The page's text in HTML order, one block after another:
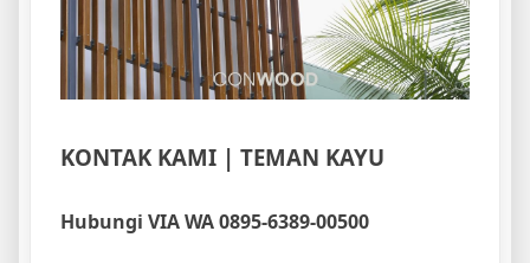
KONTAK KAMI | TEMAN KAYU
Hubungi VIA WA 0895-6389-00500